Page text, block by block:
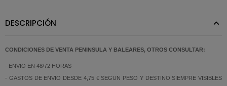
DESCRIPCIÓN
CONDICIONES DE VENTA PENINSULA Y BALEARES, OTROS CONSULTAR:
- ENVIO EN 48/72 HORAS
- GASTOS DE ENVIO DESDE 4,75 € SEGUN PESO Y DESTINO SIEMPRE VISIBLES